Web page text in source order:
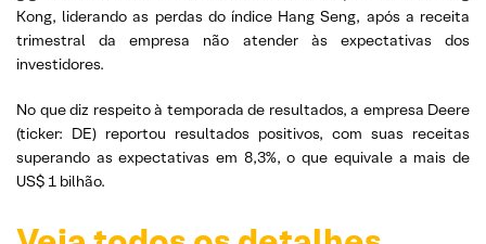
Kong, liderando as perdas do índice Hang Seng, após a receita
trimestral da empresa não atender às expectativas dos
investidores.
No que diz respeito à temporada de resultados, a empresa Deere
(ticker: DE) reportou resultados positivos, com suas receitas
superando as expectativas em 8,3%, o que equivale a mais de
US$ 1 bilhão.